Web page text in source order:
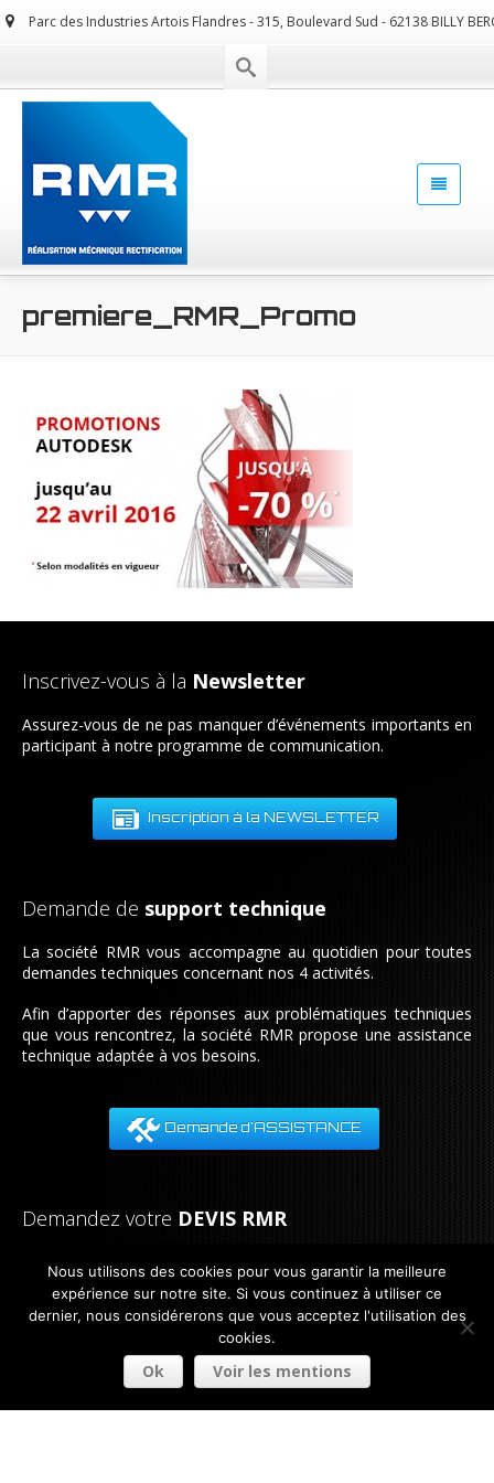
Parc des Industries Artois Flandres - 315, Boulevard Sud - 62138 BILLY
premiere_RMR_Promo
Inscrivez-vous à la Newsletter
Assurez-vous de ne pas manquer d’événements importants en
participant à notre programme de communication.
Inscription à la NEWSLETTER
Demande de support technique
La société RMR vous accompagne au quotidien pour toutes
demandes techniques concernant nos 4 activités.
Afin d’apporter des réponses aux problématiques techniques
que vous rencontrez, la société RMR propose une assistance
technique adaptée à vos besoins.
Demande d'ASSISTANCE
Demandez votre DEVIS RMR
Notre équipe est à votre disposition pour tout renseignement.
Nous nous engageons à vous répondre dans les plus brefs
délais.
33 (0) 3 21 08 83 00
Fax:
33 (0) 3 21 08 83 01
Demande de DEVIS
Nous utilisons des cookies pour vous garantir la meilleure
expérience sur notre site. Si vous continuez à utiliser ce
dernier, nous considérerons que vous acceptez l'utilisation des
cookies.
Ok Voir les mentions